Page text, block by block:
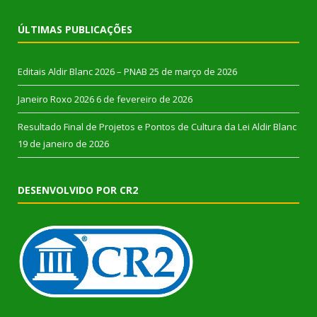
ÚLTIMAS PUBLICAÇÕES
Editais Aldir Blanc 2026 – PNAB 25 de março de 2026
Janeiro Roxo 2026 6 de fevereiro de 2026
Resultado Final de Projetos e Pontos de Cultura da Lei Aldir Blanc
19 de janeiro de 2026
DESENVOLVIDO POR CR2